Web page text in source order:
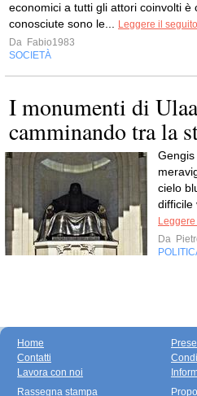
economici a tutti gli attori coinvolti
conosciute sono le...
Leggere il seguito
Da Fabio1983
SOCIETÀ
I monumenti di
camminando tra la
cielo
difficile
Da
Home
Contatti
Lavora con noi
Rassegna stampa